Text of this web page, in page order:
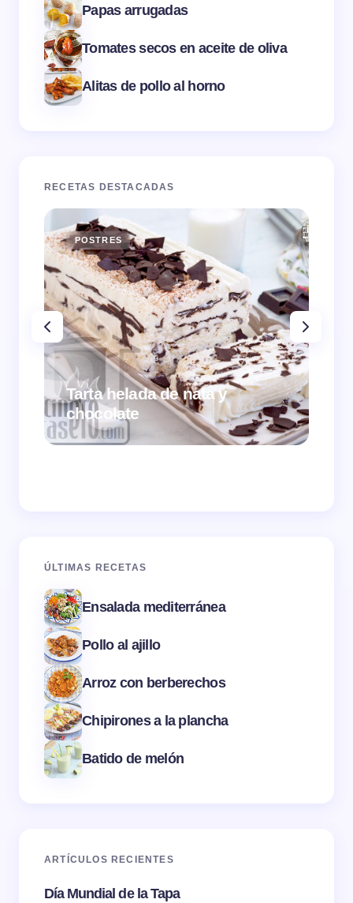
Papas arrugadas
Tomates secos en aceite de oliva
Alitas de pollo al horno
RECETAS DESTACADAS
POSTRES
Tarta helada de nata y
chocolate
ÚLTIMAS RECETAS
Ensalada mediterránea
Pollo al ajillo
Arroz con berberechos
Chipirones a la plancha
Batido de melón
ARTÍCULOS RECIENTES
Día Mundial de la Tapa